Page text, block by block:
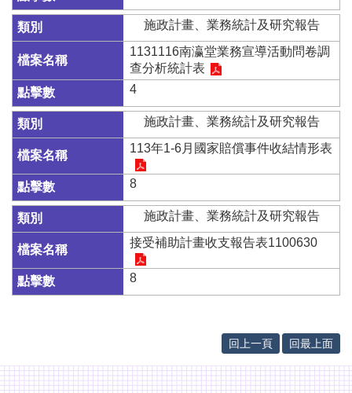
主
題
專
區
其
他
服
務
地
籍
圖
價
登
錄
承
施政計畫、業務統計及研究報告
1131116南瀛堂業務宣導活動問卷調
查分析統計表
4
施政計畫、業務統計及研究報告
113年1-6月國家賠償事件收結情形表
8
施政計畫、業務統計及研究報告
接受補助計畫收支報告表1100630
8
回上一頁 回最上面